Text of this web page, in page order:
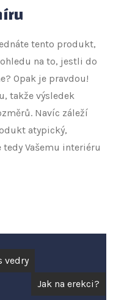
tento produkt,
na to, jestli do
Opak je pravdou!
takže výsledek
Navíc záleží
atypický,
Vašemu interiéru
vedry
Jak na erekci?